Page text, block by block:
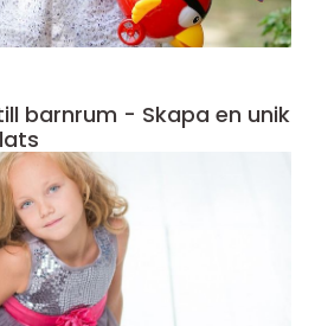
barnrum - Skapa en unik